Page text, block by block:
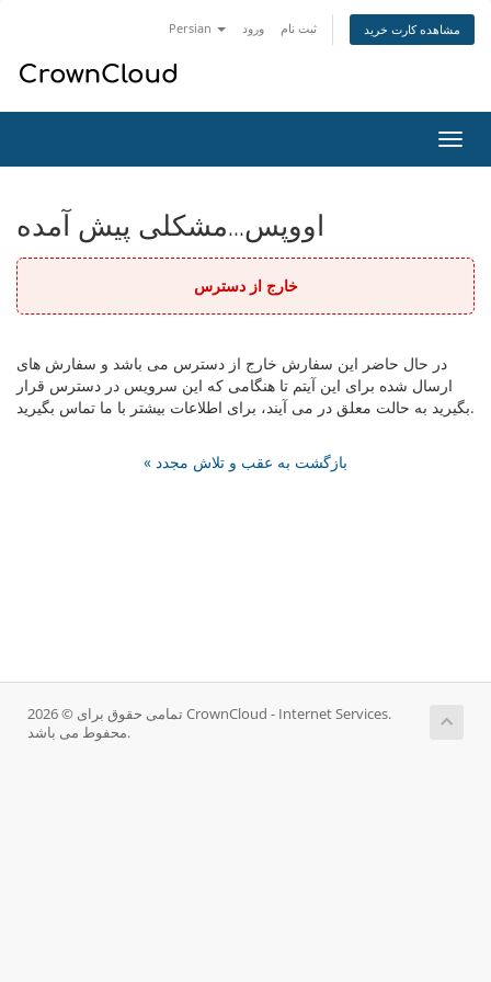
Persian ورود ثبت نام مشاهده کارت خرید
تغییر
اووپس...مشکلی پیش آمده
خارج از دسترس
در حال حاضر این سفارش خارج از دسترس می باشد و سفارش های
ارسال شده برای این آیتم تا هنگامی که این سرویس در دسترس قرار
بگیرید به حالت معلق در می آیند، برای اطلاعات بیشتر با ما تماس بگیرید.
« بازگشت به عقب و تلاش مجدد
تمامی حقوق برای © 2026 CrownCloud - Internet Services.
محفوط می باشد.